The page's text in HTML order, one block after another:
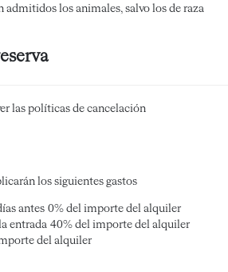
admitidos los animales, salvo los de raza
las políticas de cancelación
los siguientes gastos
antes 0% del importe del alquiler
entrada 40% del importe del alquiler
del alquiler